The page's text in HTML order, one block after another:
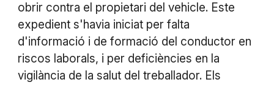
obrir contra el propietari del vehicle. Este
expedient s'havia iniciat per falta
d'informació i de formació del conductor en
riscos laborals, i per deficiències en la
vigilància de la salut del treballador. Els